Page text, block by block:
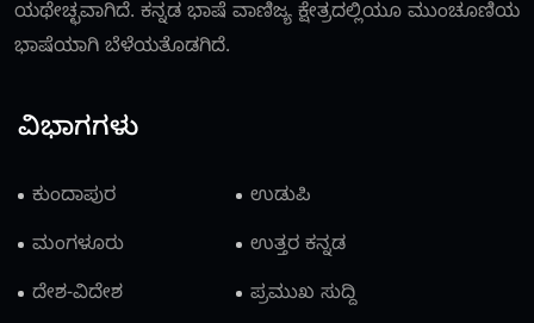
ಯಥೇಚ್ಛವಾಗಿದೆ. ಕನ್ನಡ ಭಾಷೆ ವಾಣಿಜ್ಯ ಕ್ಷೇತ್ರದಲ್ಲಿಯೂ ಮುಂಚೂಣಿಯ
ಭಾಷೆಯಾಗಿ ಬೆಳೆಯತೊಡಗಿದೆ.
ವಿಭಾಗಗಳು
ಕುಂದಾಪುರ
ಉಡುಪಿ
ಮಂಗಳೂರು
ಉತ್ತರ ಕನ್ನಡ
ದೇಶ-ವಿದೇಶ
ಪ್ರಮುಖ ಸುದ್ದಿ